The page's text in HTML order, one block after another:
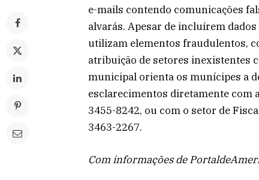
e-mails contendo comunicações
alvarás. Apesar de incluírem
utilizam elementos fraudulentos,
atribuição de setores inexistentes
municipal orienta os munícipes a
esclarecimentos diretamente com
3455-8242, ou com o setor de
3463-2267.
Com informações de